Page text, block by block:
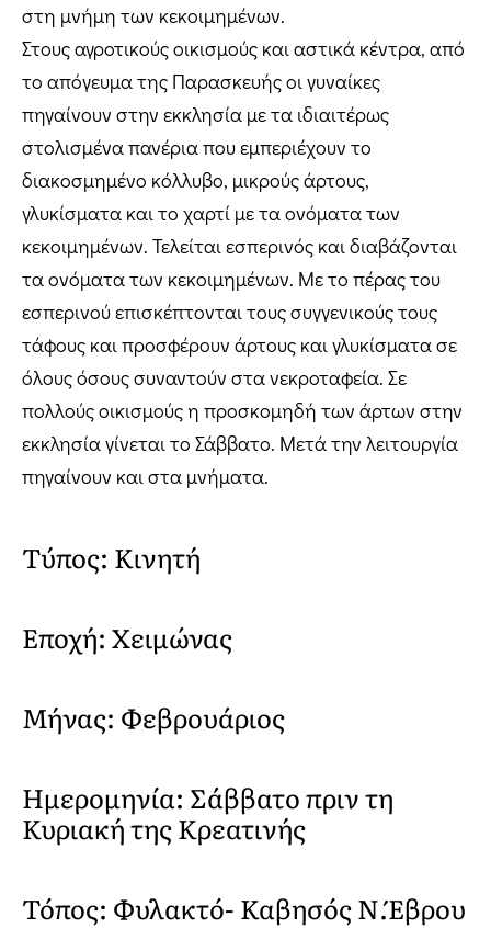
στη μνήμη των κεκοιμημένων.
Στους αγροτικούς οικισμούς και αστικά κέντρα, από
το απόγευμα της Παρασκευής οι γυναίκες
πηγαίνουν στην εκκλησία με τα ιδιαιτέρως
στολισμένα πανέρια που εμπεριέχουν το
διακοσμημένο κόλλυβο, μικρούς άρτους,
γλυκίσματα και το χαρτί με τα ονόματα των
κεκοιμημένων. Τελείται εσπερινός και διαβάζονται
τα ονόματα των κεκοιμημένων. Με το πέρας του
εσπερινού επισκέπτονται τους συγγενικούς τους
τάφους και προσφέρουν άρτους και γλυκίσματα σε
όλους όσους συναντούν στα νεκροταφεία. Σε
πολλούς οικισμούς η προσκομηδή των άρτων στην
εκκλησία γίνεται το Σάββατο. Μετά την λειτουργία
πηγαίνουν και στα μνήματα.
Τύπος: Κινητή
Εποχή: Χειμώνας
Μήνας: Φεβρουάριος
Ημερομηνία: Σάββατο πριν τη
Κυριακή της Κρεατινής
Τόπος: Φυλακτό- Καβησός Ν.Έβρου